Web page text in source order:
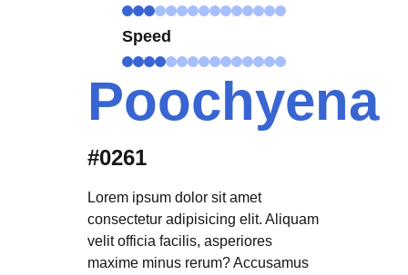
Speed
Poochyena
#0261
Lorem ipsum dolor sit amet
consectetur adipisicing elit. Aliquam
velit officia facilis, asperiores
maxime minus rerum? Accusamus